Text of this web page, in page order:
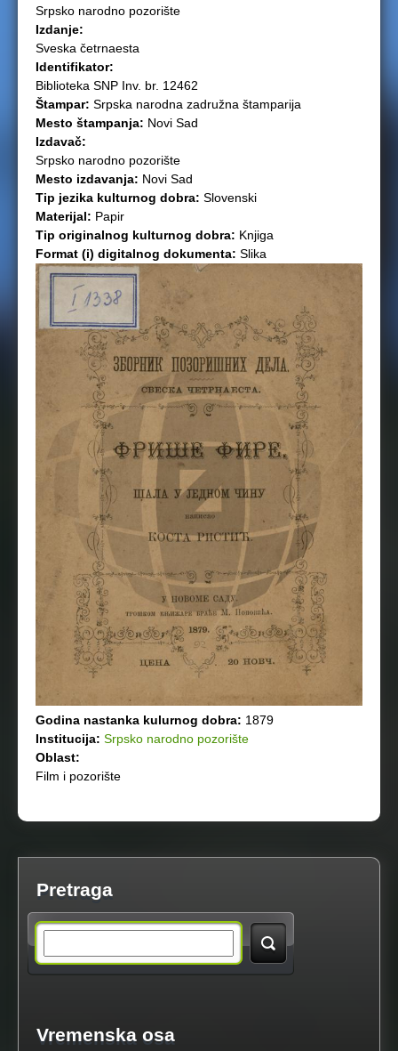
Srpsko narodno pozorište
Izdanje:
Sveska četrnaesta
Identifikator:
Biblioteka SNP Inv. br. 12462
Štampar: Srpska narodna zadružna štamparija
Mesto štampanja: Novi Sad
Izdavač:
Srpsko narodno pozorište
Mesto izdavanja: Novi Sad
Tip jezika kulturnog dobra: Slovenski
Materijal: Papir
Tip originalnog kulturnog dobra: Knjiga
Format (i) digitalnog dokumenta: Slika
Godina nastanka kulurnog dobra: 1879
Institucija: Srpsko narodno pozorište
Oblast:
Film i pozorište
Pretraga
a
Vremenska osa